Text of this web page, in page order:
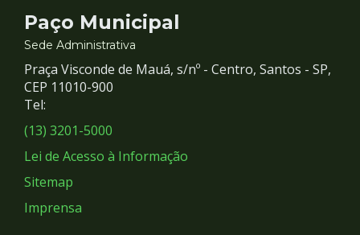
Contato
e
Redes
Sociais
Paço Municipal
Sede Administrativa
Praça Visconde de Mauá, s/nº - Centro, Santos - SP,
CEP 11010-900
Tel:
(13) 3201-5000
Lei de Acesso à Informação
Sitemap
Imprensa